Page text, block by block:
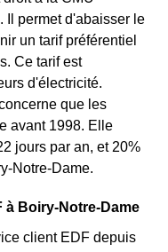
Il permet d'abaisser le
un tarif préférentiel
Ce tarif est
d'électricité.
que les
avant 1998. Elle
jours par an, et 20%
Notre-Dame.
à Boiry-Notre-Dame
client EDF depuis